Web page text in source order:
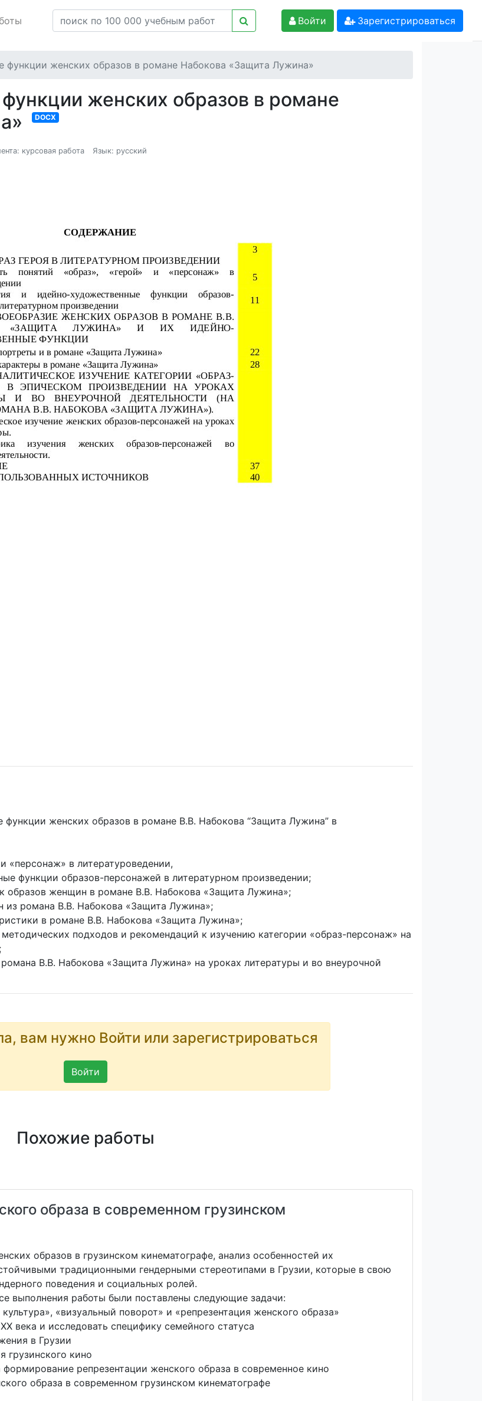
Войти Зарегистрироваться
функции женских образов в романе Набокова «Защита Лужина»
женских образов в романе
DOCX
курсовая работа Язык: русский
женских образов в романе В.В. Набокова “Защита Лужина” в
«персонаж» в литературоведении,
функции образов-персонажей в литературном произведении;
образов женщин в романе В.В. Набокова «Защита Лужина»;
из романа В.В. Набокова «Защита Лужина»;
в романе В.В. Набокова «Защита Лужина»;
подходов и рекомендаций к изучению категории «образ-персонаж» на
В.В. Набокова «Защита Лужина» на уроках литературы и во внеурочной
вам нужно Войти или зарегистрироваться
Войти
Похожие работы
образа в современном грузинском
образов в грузинском кинематографе, анализ особенностей их
традиционными гендерными стереотипами в Грузии, которые в свою
поведения и социальных ролей.
выполнения работы были поставлены следующие задачи:
«визуальный поворот» и «репрезентация женского образа»
и исследовать специфику семейного статуса
в Грузии
грузинского кино
репрезентации женского образа в современное кино
образа в современном грузинском кинематографе